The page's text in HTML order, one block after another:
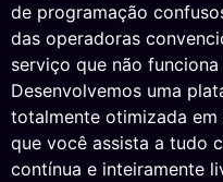
de programação
das operadoras
serviço que não
Desenvolvemos uma
totalmente otimizada
que você assista a tudo
contínua e inteiramente